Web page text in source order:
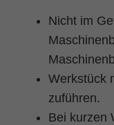
Nicht im
Werkstück
zuführen.
Bei kurzen